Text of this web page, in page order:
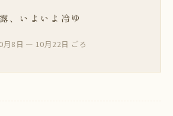
露、いよいよ冷ゆ
月8日 — 10月22日 ごろ